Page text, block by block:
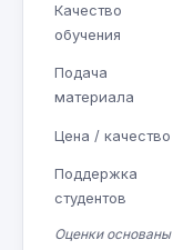
Качество
обучения
Подача
материала
Цена / качество
Поддержка
студентов
Оценки основаны